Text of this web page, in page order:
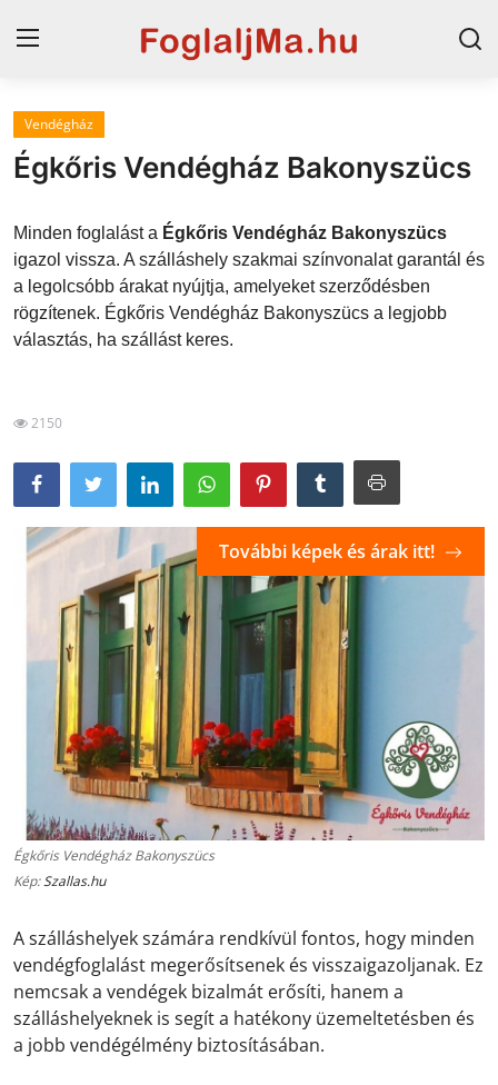
Magyarország
Horvát tengerpart
Horvátország
Szállások a Balatonon
Szállások Hajdúszoboszlón
Vendégház
Égkőris Vendégház Bakonyszücs
Minden foglalást a Égkőris Vendégház Bakonyszücs
igazol vissza. A szálláshely szakmai színvonalat garantál és
a legolcsóbb árakat nyújtja, amelyeket szerződésben
rögzítenek. Égkőris Vendégház Bakonyszücs a legjobb
választás, ha szállást keres.
2150
Égkőris Vendégház Bakonyszücs
Kép:Szallas.hu
További képek és árak itt!
A szálláshelyek számára rendkívül fontos, hogy minden
vendégfoglalást megerősítsenek és visszaigazoljanak. Ez
nemcsak a vendégek bizalmát erősíti, hanem a
szálláshelyeknek is segít a hatékony üzemeltetésben és
a jobb vendégélmény biztosításában.